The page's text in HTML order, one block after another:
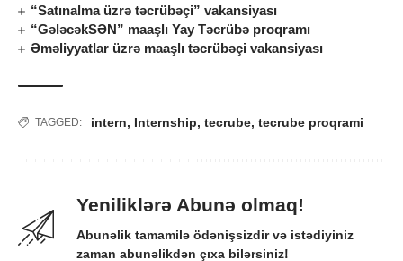
“Satınalma üzrə təcrübəçi” vakansiyası
“GələcəkSƏN” maaşlı Yay Təcrübə proqramı
Əməliyyatlar üzrə maaşlı təcrübəçi vakansiyası
TAGGED: intern, Internship, tecrube, tecrube proqrami
Yeniliklərə Abunə olmaq!
Abunəlik tamamilə ödənişsizdir və istədiyiniz
zaman abunəlikdən çıxa bilərsiniz!